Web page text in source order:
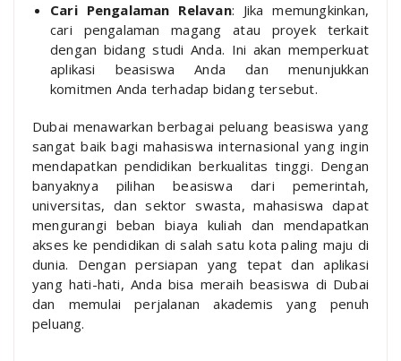
Cari Pengalaman Relavan: Jika memungkinkan,
cari pengalaman magang atau proyek terkait
dengan bidang studi Anda. Ini akan memperkuat
aplikasi beasiswa Anda dan menunjukkan
komitmen Anda terhadap bidang tersebut.
Dubai menawarkan berbagai peluang beasiswa yang
sangat baik bagi mahasiswa internasional yang ingin
mendapatkan pendidikan berkualitas tinggi. Dengan
banyaknya pilihan beasiswa dari pemerintah,
universitas, dan sektor swasta, mahasiswa dapat
mengurangi beban biaya kuliah dan mendapatkan
akses ke pendidikan di salah satu kota paling maju di
dunia. Dengan persiapan yang tepat dan aplikasi
yang hati-hati, Anda bisa meraih beasiswa di Dubai
dan memulai perjalanan akademis yang penuh
peluang.